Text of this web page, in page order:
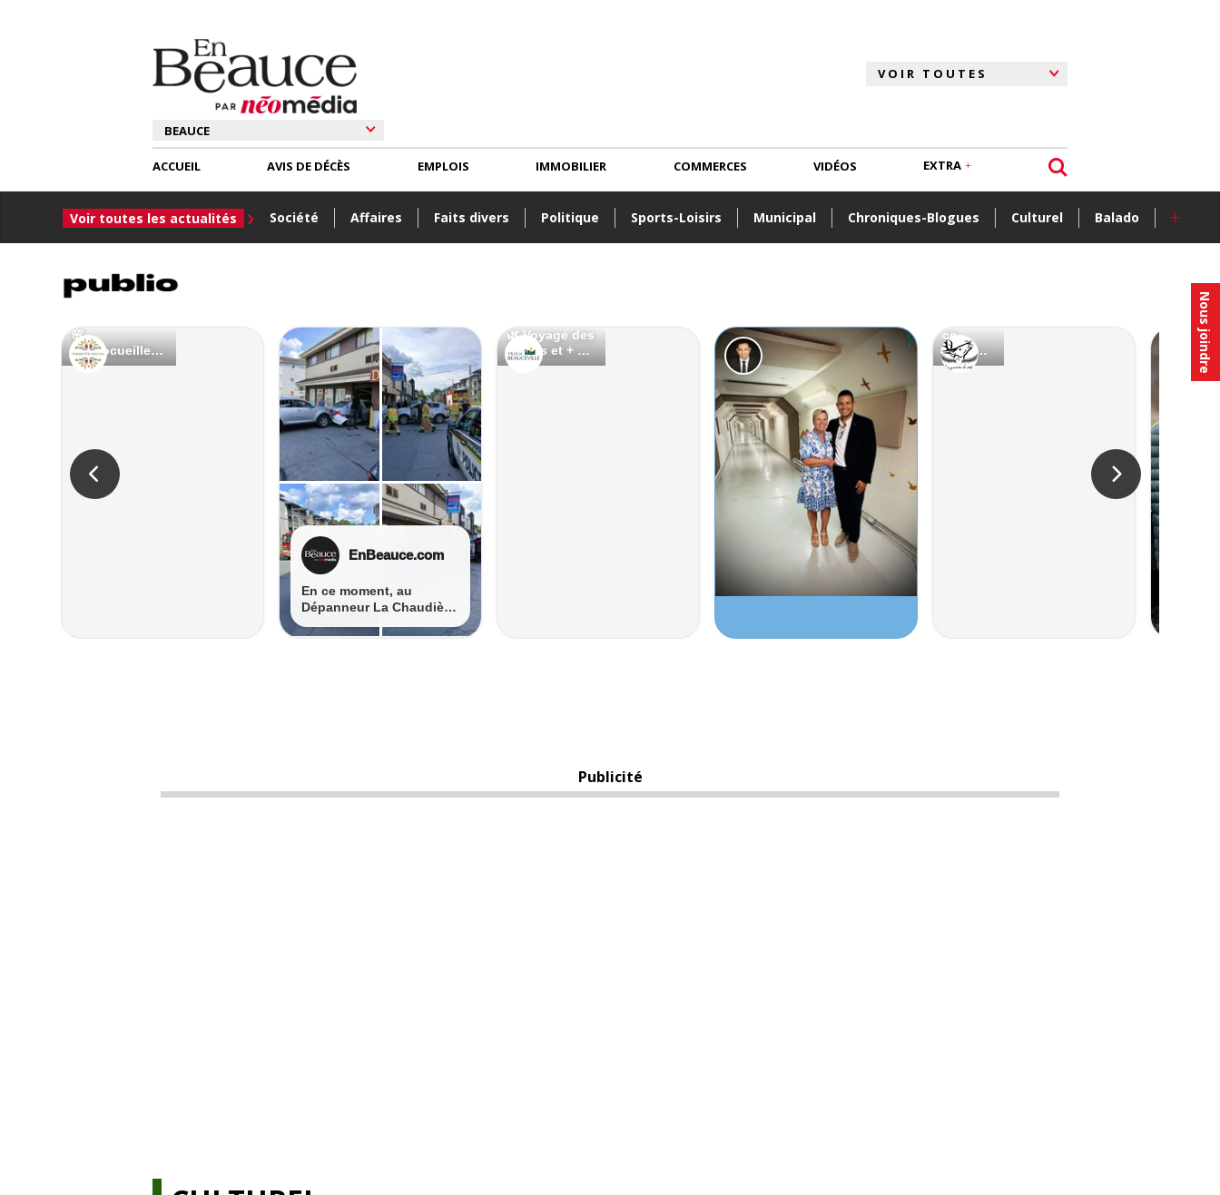
Nous joindre
ACCUEIL
Voir toutes les actualités Société Affaires Faits divers Politique Sports-Loisirs Municipal Chroniques-Blogues Culturel Balado +
AVIS DE DÉCÈS EMPLOIS IMMOBILIER COMMERCES VIDÉOS EXTRA
Publicité